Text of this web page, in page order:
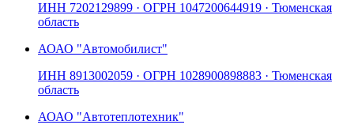
ИНН 7202129899 · ОГРН 1047200644919 · Тюменская
область
АОАО "Автомобилист"
ИНН 8913002059 · ОГРН 1028900898883 · Тюменская
область
АОАО "Автотеплотехник"